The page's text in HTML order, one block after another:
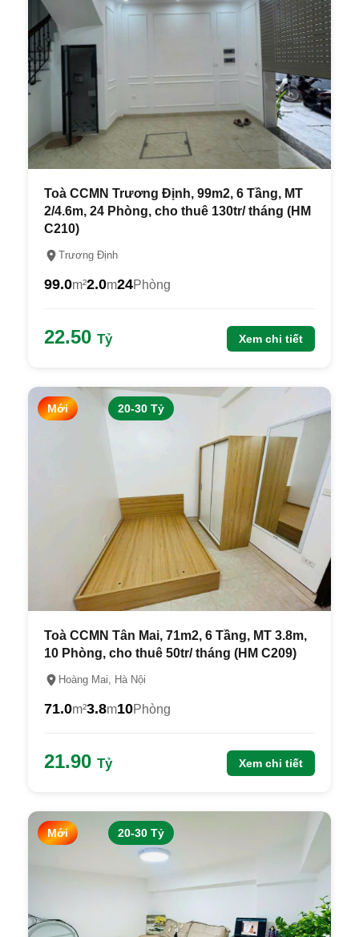
Toà CCMN Trương Định, 99m2, 6 Tầng, MT
2/4.6m, 24 Phòng, cho thuê 130tr/ tháng (HM
C210)
Trương Định
99.0m²2.0m24Phòng
22.50 Tỷ Xem chi tiết
Mới 20-30 Tỷ
Toà CCMN Tân Mai, 71m2, 6 Tầng, MT 3.8m,
10 Phòng, cho thuê 50tr/ tháng (HM C209)
Hoàng Mai, Hà Nội
71.0m²3.8m10Phòng
21.90 Tỷ Xem chi tiết
Mới 20-30 Tỷ